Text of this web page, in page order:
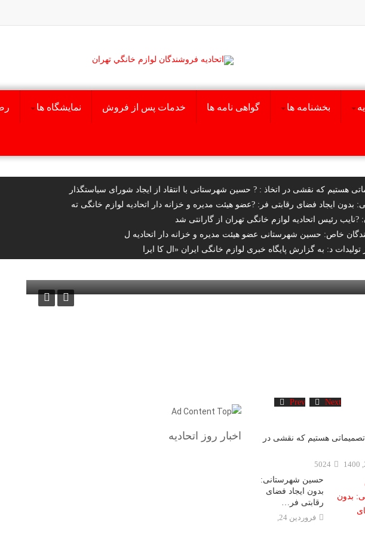
بخشنامه ها گواهی نامه ها خدمات پس از فروش نمایشگاه ها
هستیم که نقشی در اتخاذ : ? حسین شهرستانی با انتقاد از ایجاد شورای سیاستگذار
بدون ایجاد فضای رقابتی فر : ?عضو هیئت مدیره و خزانه دار اتحادیه لوازم خانگی ته
: ?نایب رئیس اتحادیه لوازم خانگی تهران از گارانتی شد
خاص: حسین شهرستانی عضو هیئت مدیره و خزانه دار اتحادیه ل
تولیدات د: به گزارش پایگاه خبری لوازم خانگی ایران «ال کا ایرا
اخبار روز اتحادیه
Prev Next
هستیم که نقشی در
حسین شهرستانی:
بدون ایجاد فضای
رقابتی فر…
فروردين 24,